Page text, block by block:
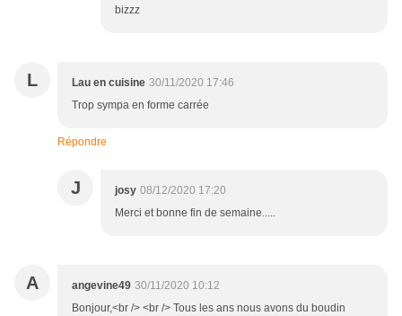
bizzz
L Lau en cuisine 30/11/2020 17:46
Trop sympa en forme carrée
Répondre
J josy 08/12/2020 17:20
Merci et bonne fin de semaine.....
A angevine49 30/11/2020 10:12
Bonjour,<br /> <br /> Tous les ans nous avons du boudin